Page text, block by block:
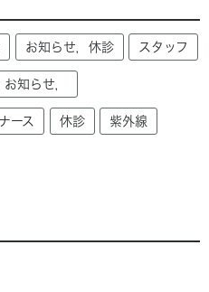
お知らせ，休診 スタッフ
知らせ，
ナース 休診 紫外線